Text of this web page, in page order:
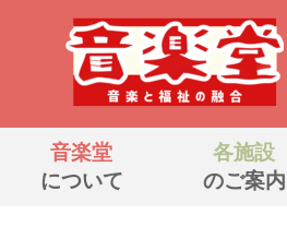
音楽堂
について
各施設
のご案内